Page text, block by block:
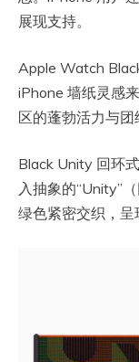
展现支持。
Apple Watch
iPhone 墙纸灵感
区的蓬勃活力与团
Black Unity 回环
入抽象的“Unity”
绿色紧密交织，呈